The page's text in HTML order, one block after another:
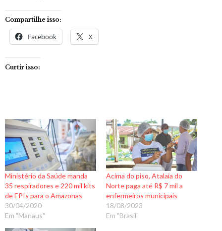
Compartilhe isso:
Facebook X
Curtir isso:
Ministério da Saúde manda
35 respiradores e 220 mil kits
de EPIs para o Amazonas
30/04/2020
Em "Manaus"
Acima do piso, Atalaia do
Norte paga até R$ 7 mil a
enfermeiros municipais
18/08/2023
Em "Brasil"